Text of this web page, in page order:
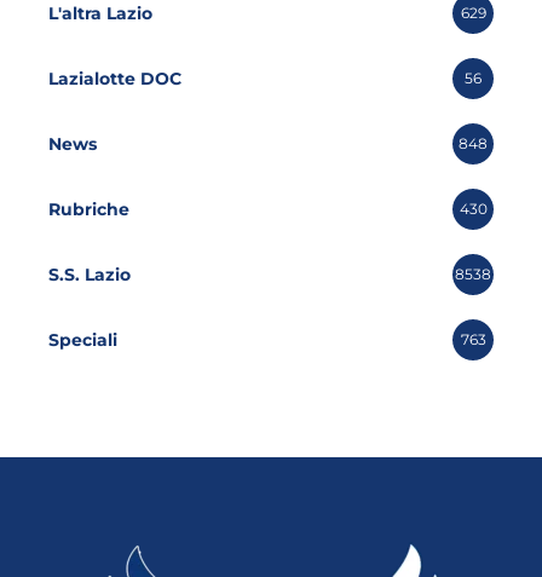
L'altra Lazio 629
Lazialotte DOC 56
News 848
Rubriche 430
S.S. Lazio 8538
Speciali 763